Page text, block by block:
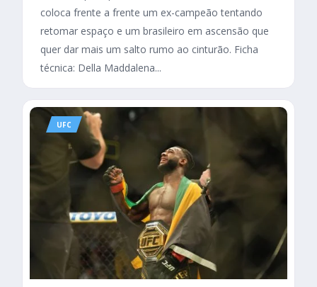
coloca frente a frente um ex-campeão tentando
retomar espaço e um brasileiro em ascensão que
quer dar mais um salto rumo ao cinturão. Ficha
técnica: Della Maddalena...
UFC